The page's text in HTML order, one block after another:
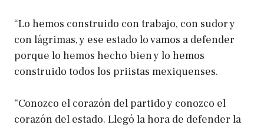
“Lo hemos construido con trabajo, con sudor y
con lágrimas, y ese estado lo vamos a defender
porque lo hemos hecho bien y lo hemos
construido todos los priistas mexiquenses.
“Conozco el corazón del partido y conozco el
corazón del estado. Llegó la hora de defender la